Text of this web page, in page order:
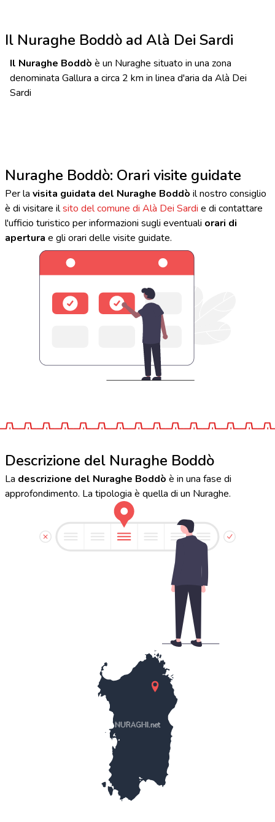
Il Nuraghe Boddò ad Alà Dei Sardi
Il Nuraghe Boddò è un Nuraghe situato in una zona
denominata Gallura a circa 2 km in linea d'aria da Alà Dei
Sardi
Nuraghe Boddò: Orari visite guidate
Per la visita guidata del Nuraghe Boddò il nostro consiglio
è di visitare ilsito del comune di Alà Dei Sardi e di contattare
l'ufficio turistico per informazioni sugli eventuali orari di
apertura e gli orari delle visite guidate.
Descrizione del Nuraghe Boddò
La descrizione del Nuraghe Boddò è in una fase di
approfondimento. La tipologia è quella di un Nuraghe.
NURAGHI.net